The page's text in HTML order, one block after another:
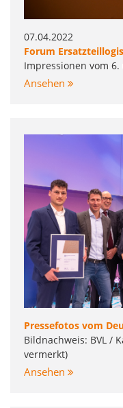
07.04.2022
Forum
Impressionen vom
Ansehen
Pressefotos vom
Bildnachweis: BVL /
vermerkt)
Ansehen